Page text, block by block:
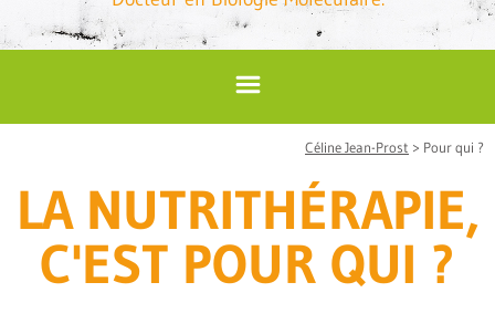
Céline Jean-Prost > Pour qui ?
LA NUTRITHÉRAPIE,
C'EST POUR QUI ?